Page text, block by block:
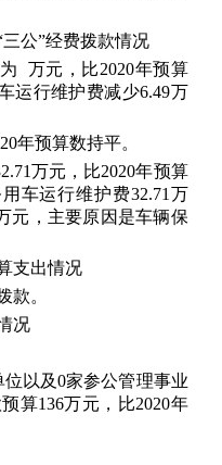
公”经费拨款情况
万元，比2020年预算
运行维护费减少6.49万
年预算数持平。
万元，比2020年预算
车运行维护费32.71万
元，主要原因是车辆保
支出情况
款。
况
位以及0家参公管理事业
算136万元，比2020年